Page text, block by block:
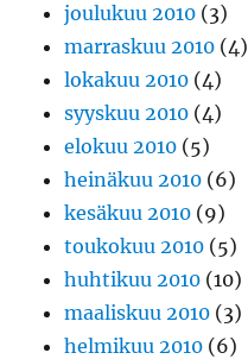
joulukuu 2010 (3)
marraskuu 2010 (4)
lokakuu 2010 (4)
syyskuu 2010 (4)
elokuu 2010 (5)
heinäkuu 2010 (6)
kesäkuu 2010 (9)
toukokuu 2010 (5)
huhtikuu 2010 (10)
maaliskuu 2010 (3)
helmikuu 2010 (6)